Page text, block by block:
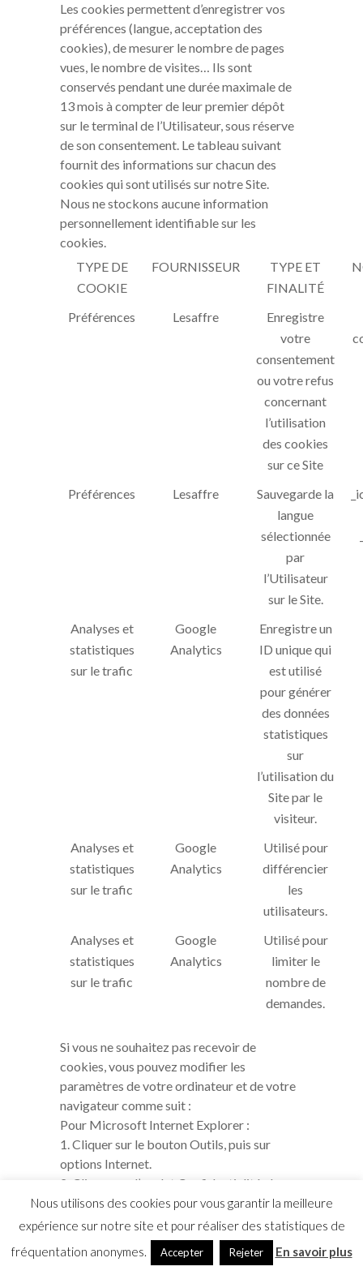
Les cookies permettent d’enregistrer vos
préférences (langue, acceptation des
cookies), de mesurer le nombre de pages
vues, le nombre de visites… Ils sont
conservés pendant une durée maximale de
13 mois à compter de leur premier dépôt
sur le terminal de l’Utilisateur, sous réserve
de son consentement. Le tableau suivant
fournit des informations sur chacun des
cookies qui sont utilisés sur notre Site.
Nous ne stockons aucune information
personnellement identifiable sur les
cookies.
TYPE DE
COOKIE
FOURNISSEUR
TYPE ET
FINALITÉ
Préférences Lesaffre
Enregistre
votre
consentement
ou votre refus
concernant
l’utilisation
des cookies
sur ce Site
Préférences Lesaffre
Sauvegarde la
langue
sélectionnée
par
l’Utilisateur
sur le Site.
Analyses et
statistiques
sur le trafic
Google
Analytics
Enregistre un
ID unique qui
est utilisé
pour générer
des données
statistiques
sur
l’utilisation du
Site par le
visiteur.
Analyses et
statistiques
sur le trafic
Google
Analytics
Utilisé pour
différencier
les
utilisateurs.
Analyses et
statistiques
sur le trafic
Google
Analytics
Utilisé pour
limiter le
nombre de
demandes.
Si vous ne souhaitez pas recevoir de
cookies, vous pouvez modifier les
paramètres de votre ordinateur et de votre
navigateur comme suit :
Pour Microsoft Internet Explorer :
1. Cliquer sur le bouton Outils, puis sur
options Internet.
2. Cliquer sur l’onglet Confidentialité, dans
Paramètres, déplacer le curseur vers le haut
pour bloquer tous les cookies, puis cliquer
Pour Mozilla Firefox :
Nous utilisons des cookies pour vous garantir la meilleure
expérience sur notre site et pour réaliser des statistiques de
fréquentation anonymes.
Accepter Rejeter En savoir plus